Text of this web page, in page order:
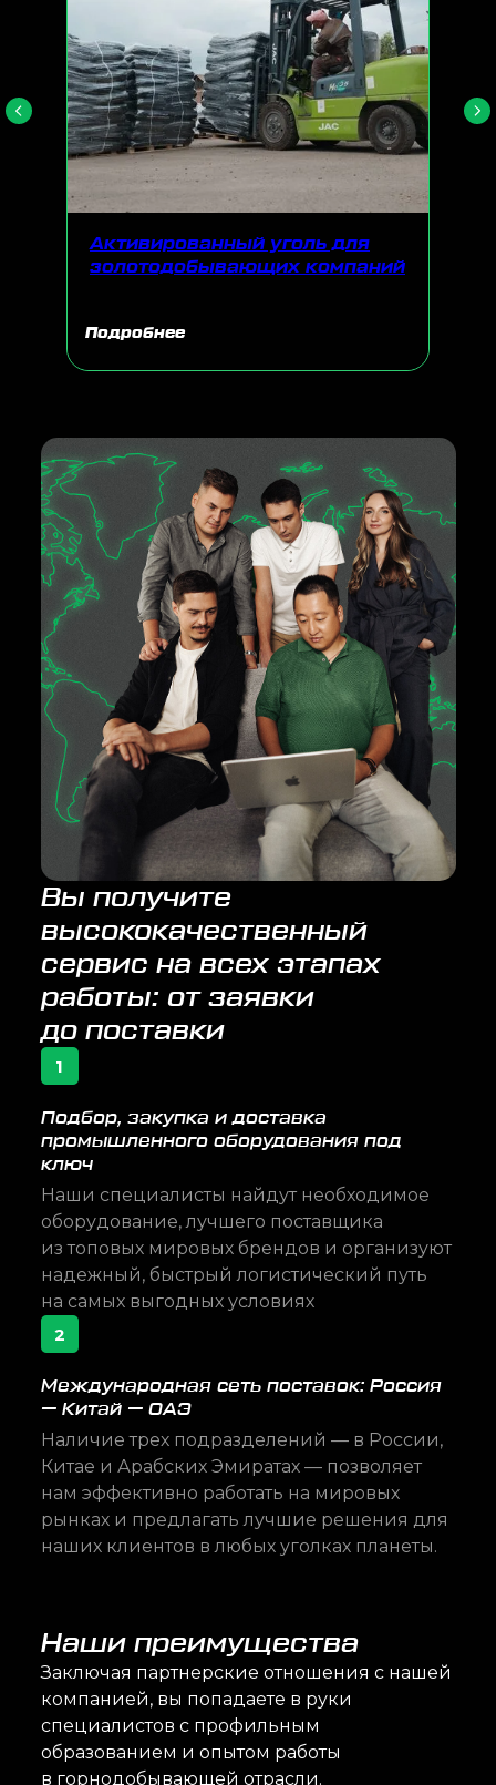
Активированный уголь для
золотодобывающих компаний
Подробнее
Вы получите
высококачественный
сервис на всех этапах
работы: от заявки
до поставки
1
Подбор, закупка и доставка
промышленного оборудования под
ключ
Наши специалисты найдут необходимое
оборудование, лучшего поставщика
из топовых мировых брендов и организуют
надежный, быстрый логистический путь
на самых выгодных условиях
2
Международная сеть поставок: Россия
— Китай — ОАЭ
Наличие трех подразделений — в России,
Китае и Арабских Эмиратах — позволяет
нам эффективно работать на мировых
рынках и предлагать лучшие решения для
наших клиентов в любых уголках планеты.
Наши преимущества
Заключая партнерские отношения с нашей
компанией, вы попадаете в руки
специалистов с профильным
образованием и опытом работы
в горнодобывающей отрасли.